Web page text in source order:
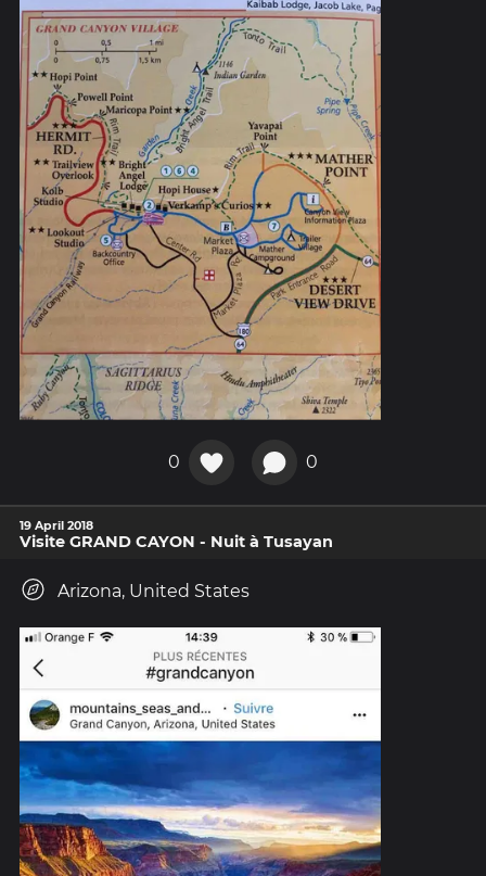
0 0
19 April 2018
Visite GRAND CAYON - Nuit à Tusayan
Arizona, United States